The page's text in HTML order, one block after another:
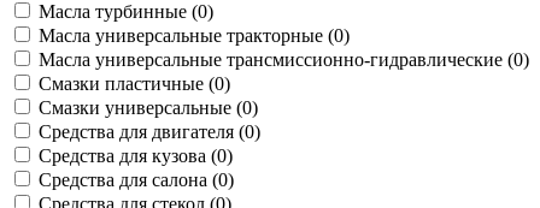
Масла турбинные (0)
Масла универсальные тракторные (0)
Масла универсальные трансмиссионно-гидравлические (0)
Смазки пластичные (0)
Смазки универсальные (0)
Средства для двигателя (0)
Средства для кузова (0)
Средства для салона (0)